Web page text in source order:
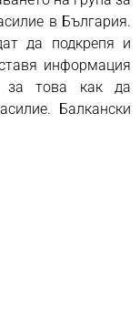
в България.
да подкрепя и
информация
за това как да
Балкански